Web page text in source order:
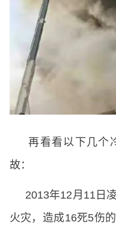
再看看以下几个
故：
2013年12月11日凌
火灾，造成16死5伤